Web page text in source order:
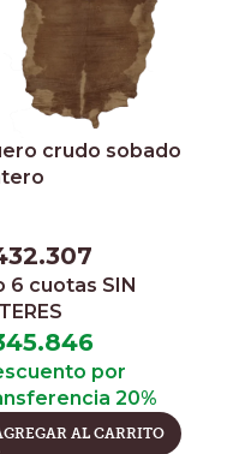
crudo sobado
6 cuotas SIN
por
20%
AL CARRITO